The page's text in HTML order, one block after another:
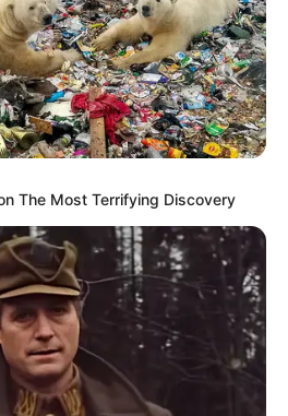
Χαλκίδα
από την Εύβοια
στοGoogle
ΔΗΜΟΦΙΛΗ
The Most Terrifying Discovery